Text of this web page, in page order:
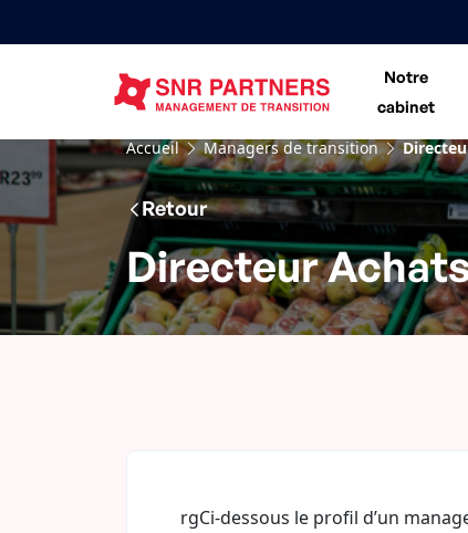
Notre
cabinet
Accueil Managers de transition
Retour
Directeur
rgCi-dessous le profil d’un